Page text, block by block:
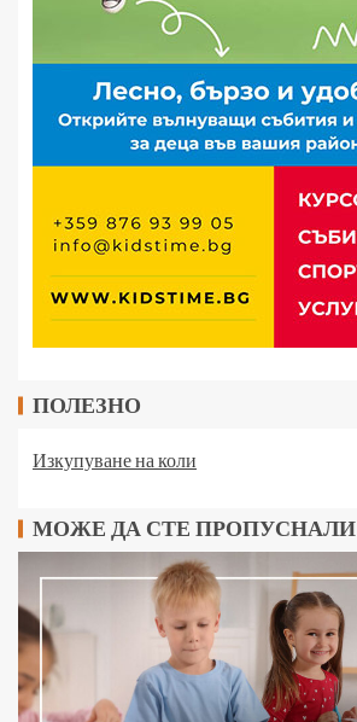
ПОЛЕЗНО
Изкупуване на коли
МОЖЕ ДА СТЕ ПРОПУСНАЛИ